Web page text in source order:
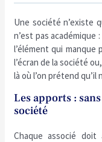
Une société n’existe
n’est pas
l’élément qui
l’écran de la société
là où l’on prétend qu’il
Les apports :
société
Chaque associé doit